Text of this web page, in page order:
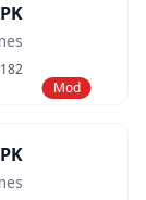
Mod